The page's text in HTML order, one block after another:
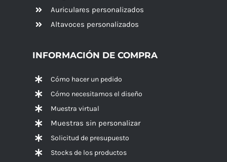
Auriculares personalizados
Altavoces personalizados
INFORMACIÓN DE COMPRA
Cómo hacer un pedido
Cómo necesitamos el diseño
Muestra virtual
Muestras sin personalizar
Solicitud de presupuesto
Stocks de los productos